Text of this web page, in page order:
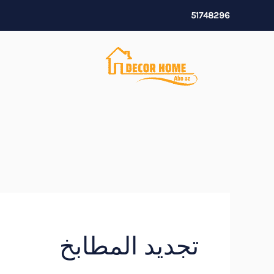
إلى
51748296
تجديد المطابخ